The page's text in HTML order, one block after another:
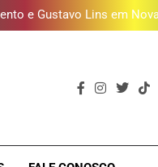
e Gustavo Lins em
e oferece vinho em
mínima para mulheres
e Gustavo Lins em
e oferece vinho em
milhões de litros de água
mínima para mulheres